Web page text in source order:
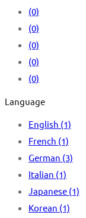
(0)
(0)
(0)
(0)
(0)
Language
English (1)
French (1)
German (3)
Italian (1)
Japanese (1)
Korean (1)